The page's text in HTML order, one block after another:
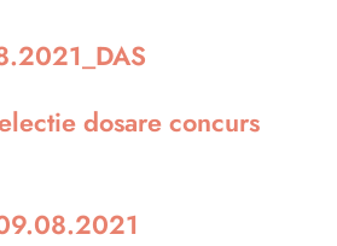
dosare concurs